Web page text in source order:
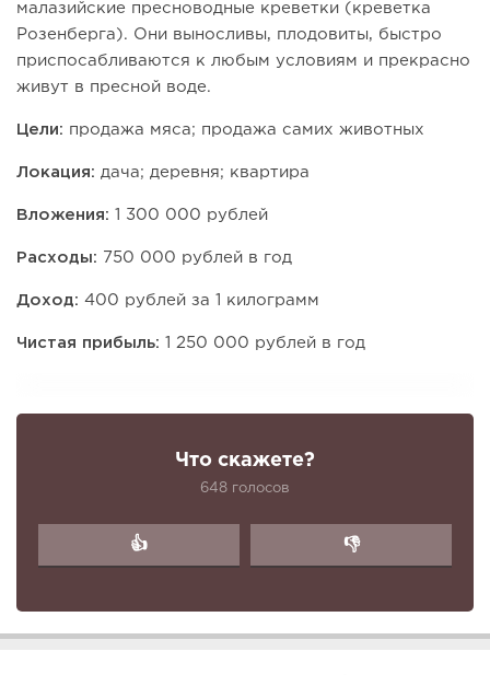
малазийские пресноводные креветки (креветка
Розенберга). Они выносливы, плодовиты, быстро
приспосабливаются к любым условиям и прекрасно
живут в пресной воде.
Цели: продажа мяса; продажа самих животных
Локация: дача; деревня; квартира
Вложения: 1 300 000 рублей
Расходы: 750 000 рублей в год
Доход: 400 рублей за 1 килограмм
Чистая прибыль: 1 250 000 рублей в год
Что скажете?
648 голосов
👍 👎